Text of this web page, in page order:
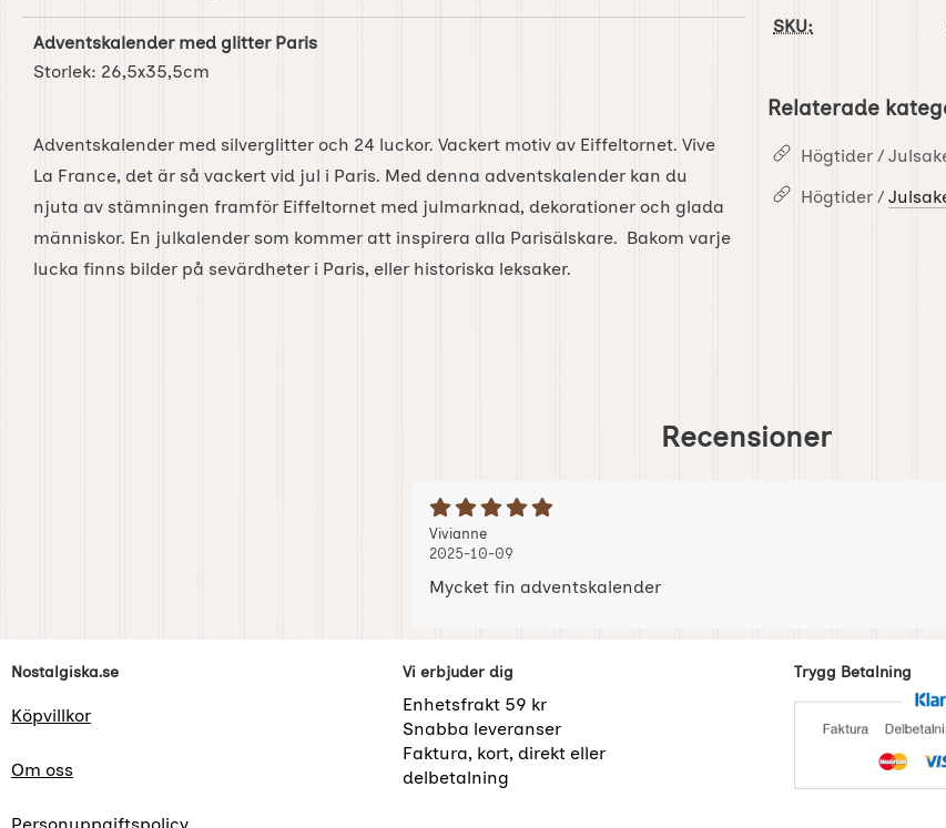
Adventskalender med glitter Paris
Storlek: 26,5x35,5cm
Adventskalender med silverglitter och 24 luckor. Vackert motiv av Eiffeltornet. Vive
La France, det är så vackert vid jul i Paris. Med denna adventskalender kan du
njuta av stämningen framför Eiffeltornet med julmarknad, dekorationer och glada
människor. En julkalender som kommer att inspirera alla Parisälskare. Bakom varje
lucka finns bilder på sevärdheter i Paris, eller historiska leksaker.
SKU:
Relaterade
Högtider /
Högtider /
Recensioner
Betyg: 5 Stjärnor av 5
Recension av:
Vivianne, 2025-10-09
, 2025-10-09
2025-10-09
Mycket fin adventskalender
Sidfot Blandad info och länkar
Nostalgiska.se
Köpvillkor
Om oss
Vi erbjuder dig
Enhetsfrakt 59 kr
Snabba leveranser
Faktura, kort, direkt eller
delbetalning
Trygg Betalning